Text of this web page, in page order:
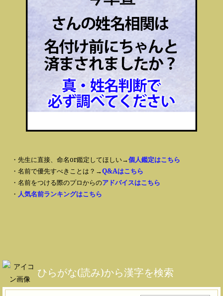
・先生に直接、命名or鑑定してほしい→個人鑑定はこちら
・名前で優先すべきことは？→Q&Aはこちら
・名前をつける際のプロからのアドバイスはこちら
・ 人気名前ランキングはこちら
ひらがな(読み)から漢字を検索